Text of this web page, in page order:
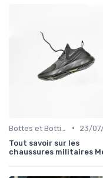
•
23/
Tout savoir sur les
chaussures militaires